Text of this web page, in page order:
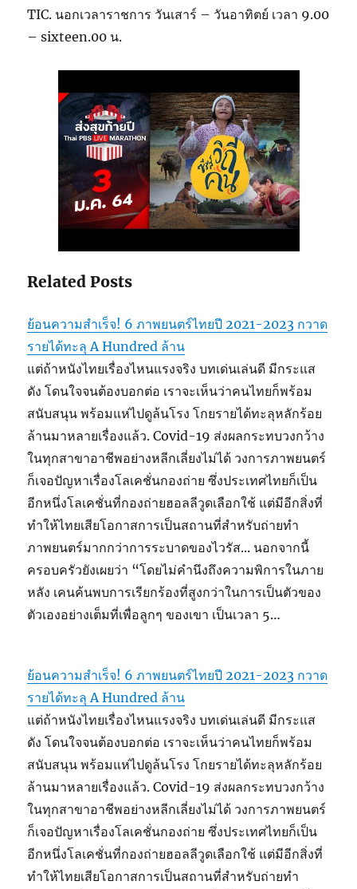
TIC. นอกเวลาราชการ วันเสาร์ – วันอาทิตย์ เวลา 9.00
– sixteen.00 น.
Related Posts
ย้อนความสำเร็จ! 6 ภาพยนตร์ไทยปี 2021-2023 กวาด
รายได้ทะลุ A Hundred ล้าน
แต่ถ้าหนังไทยเรื่องไหนแรงจริง บทเด่นเล่นดี มีกระแส
ดัง โดนใจจนต้องบอกต่อ เราจะเห็นว่าคนไทยก็พร้อม
สนับสนุน พร้อมแห่ไปดูล้นโรง โกยรายได้ทะลุหลักร้อย
ล้านมาหลายเรื่องแล้ว. Covid-19 ส่งผลกระทบวงกว้าง
ในทุกสาขาอาชีพอย่างหลีกเลี่ยงไม่ได้ วงการภาพยนตร์
ก็เจอปัญหาเรื่องโลเคชั่นกองถ่าย ซึ่งประเทศไทยก็เป็น
อีกหนึ่งโลเคชั่นที่กองถ่ายฮอลลีวูดเลือกใช้ แต่มีอีกสิ่งที่
ทำให้ไทยเสียโอกาสการเป็นสถานที่สำหรับถ่ายทำ
ภาพยนตร์มากกว่าการระบาดของไวรัส... นอกจากนี้
ครอบครัวยังเผยว่า “โดยไม่คำนึงถึงความพิการในภาย
หลัง เคนค้นพบการเรียกร้องที่สูงกว่าในการเป็นตัวของ
ตัวเองอย่างเต็มที่เพื่อลูกๆ ของเขา เป็นเวลา 5…
ย้อนความสำเร็จ! 6 ภาพยนตร์ไทยปี 2021-2023 กวาด
รายได้ทะลุ A Hundred ล้าน
แต่ถ้าหนังไทยเรื่องไหนแรงจริง บทเด่นเล่นดี มีกระแส
ดัง โดนใจจนต้องบอกต่อ เราจะเห็นว่าคนไทยก็พร้อม
สนับสนุน พร้อมแห่ไปดูล้นโรง โกยรายได้ทะลุหลักร้อย
ล้านมาหลายเรื่องแล้ว. Covid-19 ส่งผลกระทบวงกว้าง
ในทุกสาขาอาชีพอย่างหลีกเลี่ยงไม่ได้ วงการภาพยนตร์
ก็เจอปัญหาเรื่องโลเคชั่นกองถ่าย ซึ่งประเทศไทยก็เป็น
อีกหนึ่งโลเคชั่นที่กองถ่ายฮอลลีวูดเลือกใช้ แต่มีอีกสิ่งที่
ทำให้ไทยเสียโอกาสการเป็นสถานที่สำหรับถ่ายทำ